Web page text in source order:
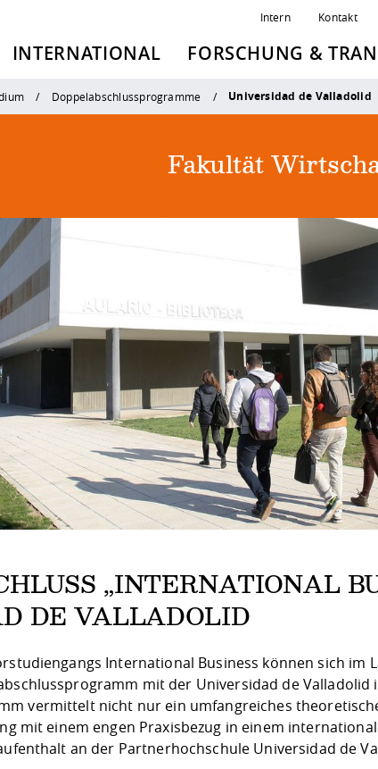
Intern Kontakt
INTERNATIONAL FORSCHUNG &
Doppelabschlussprogramme Universidad de Valladolid
Fakultät
„INTERNATIONAL
DE VALLADOLID
International Business können sich im
mit der Universidad de Valladolid
vermittelt nicht nur ein umfangreiches
mit einem engen Praxisbezug in einem
an der Partnerhochschule Universidad de